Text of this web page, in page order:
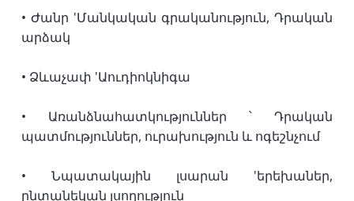
• Ժանր 'Մանկական գրականություն, Դրական
արձակ
• Ձևաչափ 'Աուդիոկնիգա
• Առանձնահատկություններ ՝ Դրական
պատմություններ, ուրախություն և ոգեշնչում
• Նպատակային լսարան 'երեխաներ,
ընտանեկան լսողություն